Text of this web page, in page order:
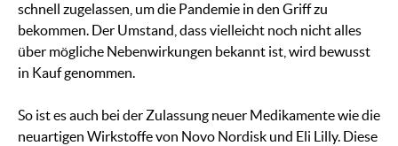
schnell zugelassen, um die Pandemie in den Griff zu
bekommen. Der Umstand, dass vielleicht noch nicht alles
über mögliche Nebenwirkungen bekannt ist, wird bewusst
in Kauf genommen.
So ist es auch bei der Zulassung neuer Medikamente wie die
neuartigen Wirkstoffe von Novo Nordisk und Eli Lilly. Diese